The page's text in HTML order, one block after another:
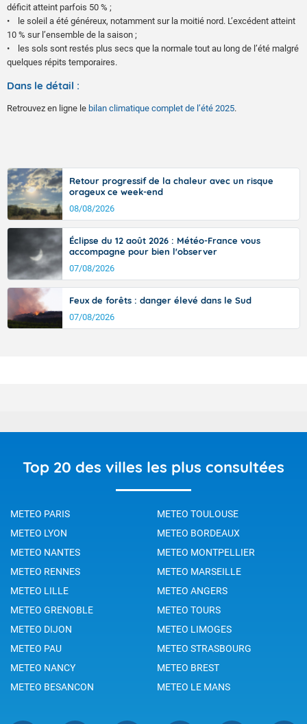
déficit atteint parfois 50 % ;
• le soleil a été généreux, notamment sur la moitié nord. L’excédent atteint
10 % sur l’ensemble de la saison ;
• les sols sont restés plus secs que la normale tout au long de l’été malgré
quelques répits temporaires.
Dans le détail :
Retrouvez en ligne le bilan climatique complet de l’été 2025.
Retour progressif de la chaleur avec un risque
orageux ce week-end
08/08/2026
Éclipse du 12 août 2026 : Météo-France vous
accompagne pour bien l'observer
07/08/2026
Feux de forêts : danger élevé dans le Sud
07/08/2026
Top 20 des villes les plus consultées
METEO PARIS
METEO TOULOUSE
METEO LYON
METEO BORDEAUX
METEO NANTES
METEO MONTPELLIER
METEO RENNES
METEO MARSEILLE
METEO LILLE
METEO ANGERS
METEO GRENOBLE
METEO TOURS
METEO DIJON
METEO LIMOGES
METEO PAU
METEO STRASBOURG
METEO NANCY
METEO BREST
METEO BESANCON
METEO LE MANS